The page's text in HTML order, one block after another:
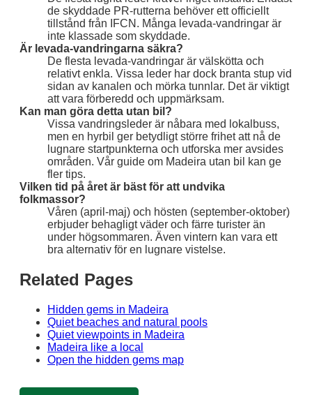
de skyddade PR-rutterna behöver ett officiellt
tillstånd från IFCN. Många levada-vandringar är
inte klassade som skyddade.
Är levada-vandringarna säkra?
De flesta levada-vandringar är välskötta och
relativt enkla. Vissa leder har dock branta stup vid
sidan av kanalen och mörka tunnlar. Det är viktigt
att vara förberedd och uppmärksam.
Kan man göra detta utan bil?
Vissa vandringsleder är nåbara med lokalbuss,
men en hyrbil ger betydligt större frihet att nå de
lugnare startpunkterna och utforska mer avsides
områden. Vår guide om Madeira utan bil kan ge
fler tips.
Vilken tid på året är bäst för att undvika
folkmassor?
Våren (april-maj) och hösten (september-oktober)
erbjuder behagligt väder och färre turister än
under högsommaren. Även vintern kan vara ett
bra alternativ för en lugnare vistelse.
Related Pages
Hidden gems in Madeira
Quiet beaches and natural pools
Quiet viewpoints in Madeira
Madeira like a local
Open the hidden gems map